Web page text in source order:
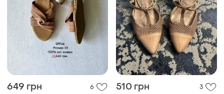
649 грн 6 510 грн 3